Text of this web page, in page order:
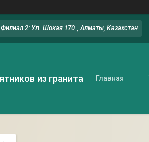
2: Ул. Шокая 170., Алматы, Казахстан
из гранита Главная